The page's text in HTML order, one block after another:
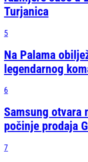
Turjanica
5
Na Palama
legendarnog
6
Samsung otvara
počinje prodaja
7